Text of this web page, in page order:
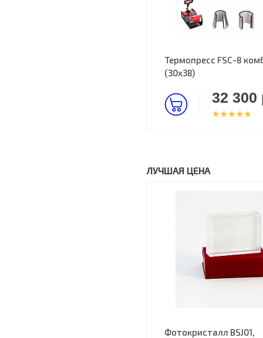
Термопресс FSC-8
(30х38)
32 300
ЛУЧШАЯ ЦЕНА
Фотокристалл BSJ01,